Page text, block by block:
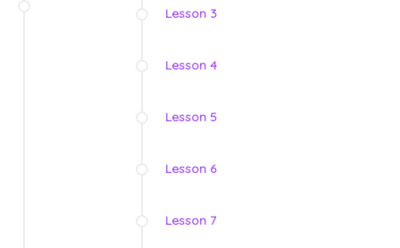
Lesson 3
Lesson 4
Lesson 5
Lesson 6
Lesson 7